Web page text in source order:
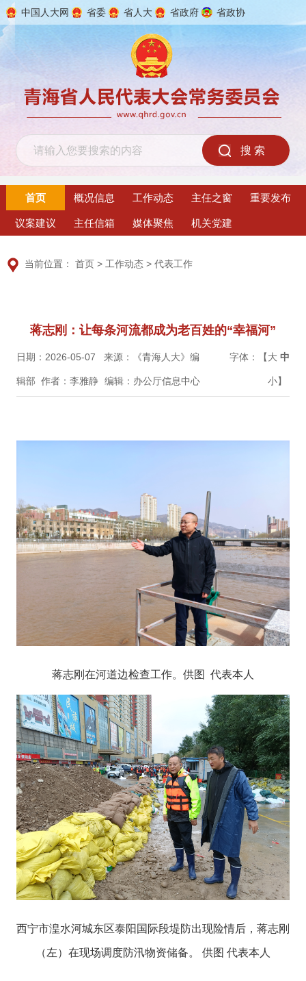
中国人大网 省委 省人大 省政府 省政协
首页 概况信息 工作动态 主任之窗 重要发布
议案建议 主任信箱 媒体聚焦 机关党建
当前位置：首页 >工作动态 >代表工作
蒋志刚：让每条河流都成为老百姓的“幸福河”
日期：2026-05-07 来源：《青海人大》编
辑部 作者：李雅静 编辑：办公厅信息中心
字体：【大 中
小】
蒋志刚在河道边检查工作。供图 代表本人
西宁市湟水河城东区泰阳国际段堤防出现险情后，蒋志刚
（左）在现场调度防汛物资储备。 供图 代表本人